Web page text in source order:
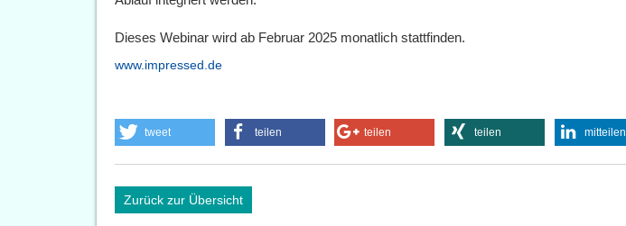
Dieses Webinar wird ab Februar 2025 monatlich stattfinden.
www.impressed.de
tweet teilen teilen teilen mitteilen
Zurück zur Übersicht